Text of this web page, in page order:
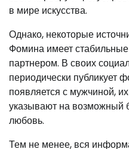
в мире искусства.
Однако, некоторые
Фомина имеет
партнером. В своих
периодически публикует
появляется с мужчиной,
указывают на возможный
любовь.
Тем не менее, вся